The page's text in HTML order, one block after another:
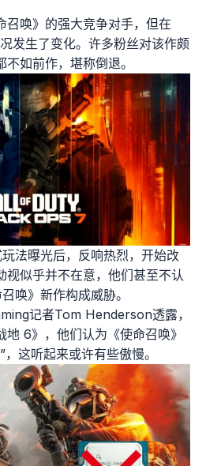
召唤》的强大竞争对手，但在
发生了变化。许多粉丝对该作颇
如前作，堪称倒退。
玩法曝光后，反响热烈，开始改
视似乎并不在意，他们甚至不认
唤》新作构成威胁。
记者Tom Henderson透露，
6》，他们认为《使命召唤》
这听起来或许有些傲慢。